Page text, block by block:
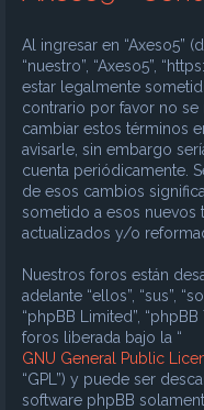
Al ingresar en “Axeso5”
“nuestro”, “Axeso5”,
estar legalmente
contrario por favor no se
cambiar estos términos
avisarle, sin embargo
cuenta periódicamente.
de esos cambios
sometido a esos nuevos
actualizados y/o
Nuestros foros están
adelante “ellos”, “sus”,
“phpBB Limited”,
foros liberada bajo la “
GNU General Public
“GPL”) y puede ser
software phpBB